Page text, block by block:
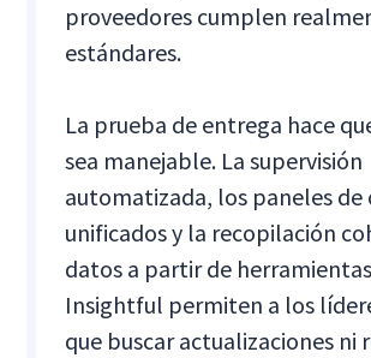
proveedores cumplen
estándares.
La prueba de entrega hace
sea manejable. La supervisión
automatizada, los paneles
unificados y la recopilación
datos a partir de
Insightful permiten a los
que buscar actualizaciones ni